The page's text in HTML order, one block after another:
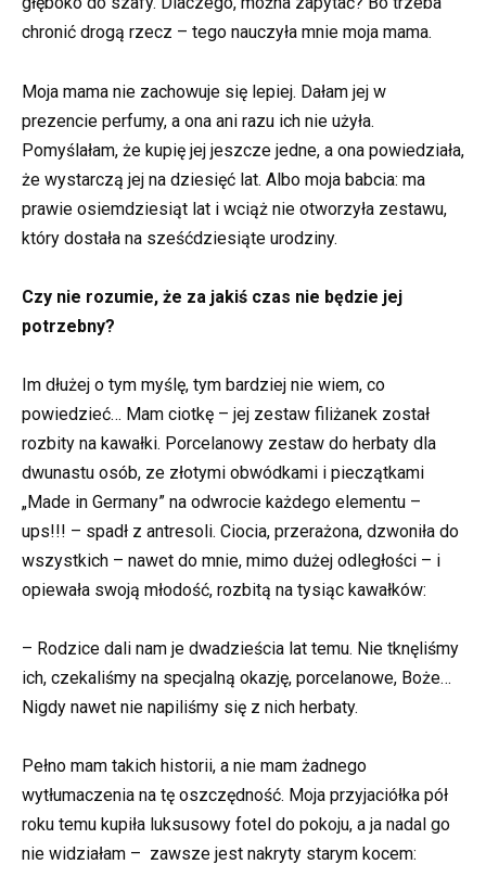
chronić drogą rzecz – tego nauczyła mnie moja mama.
Moja mama nie zachowuje się lepiej. Dałam jej w
prezencie perfumy, a ona ani razu ich nie użyła.
Pomyślałam, że kupię jej jeszcze jedne, a ona powiedziała,
że wystarczą jej na dziesięć lat. Albo moja babcia: ma
prawie osiemdziesiąt lat i wciąż nie otworzyła zestawu,
który dostała na sześćdziesiąte urodziny.
Czy nie rozumie, że za jakiś czas nie będzie jej
potrzebny?
Im dłużej o tym myślę, tym bardziej nie wiem, co
powiedzieć… Mam ciotkę – jej zestaw filiżanek został
rozbity na kawałki. Porcelanowy zestaw do herbaty dla
dwunastu osób, ze złotymi obwódkami i pieczątkami
„Made in Germany” na odwrocie każdego elementu –
ups!!! – spadł z antresoli. Ciocia, przerażona, dzwoniła do
wszystkich – nawet do mnie, mimo dużej odległości – i
opiewała swoją młodość, rozbitą na tysiąc kawałków:
– Rodzice dali nam je dwadzieścia lat temu. Nie tknęliśmy
ich, czekaliśmy na specjalną okazję, porcelanowe, Boże…
Nigdy nawet nie napiliśmy się z nich herbaty.
Pełno mam takich historii, a nie mam żadnego
wytłumaczenia na tę oszczędność. Moja przyjaciółka pół
roku temu kupiła luksusowy fotel do pokoju, a ja nadal go
nie widziałam – zawsze jest nakryty starym kocem: